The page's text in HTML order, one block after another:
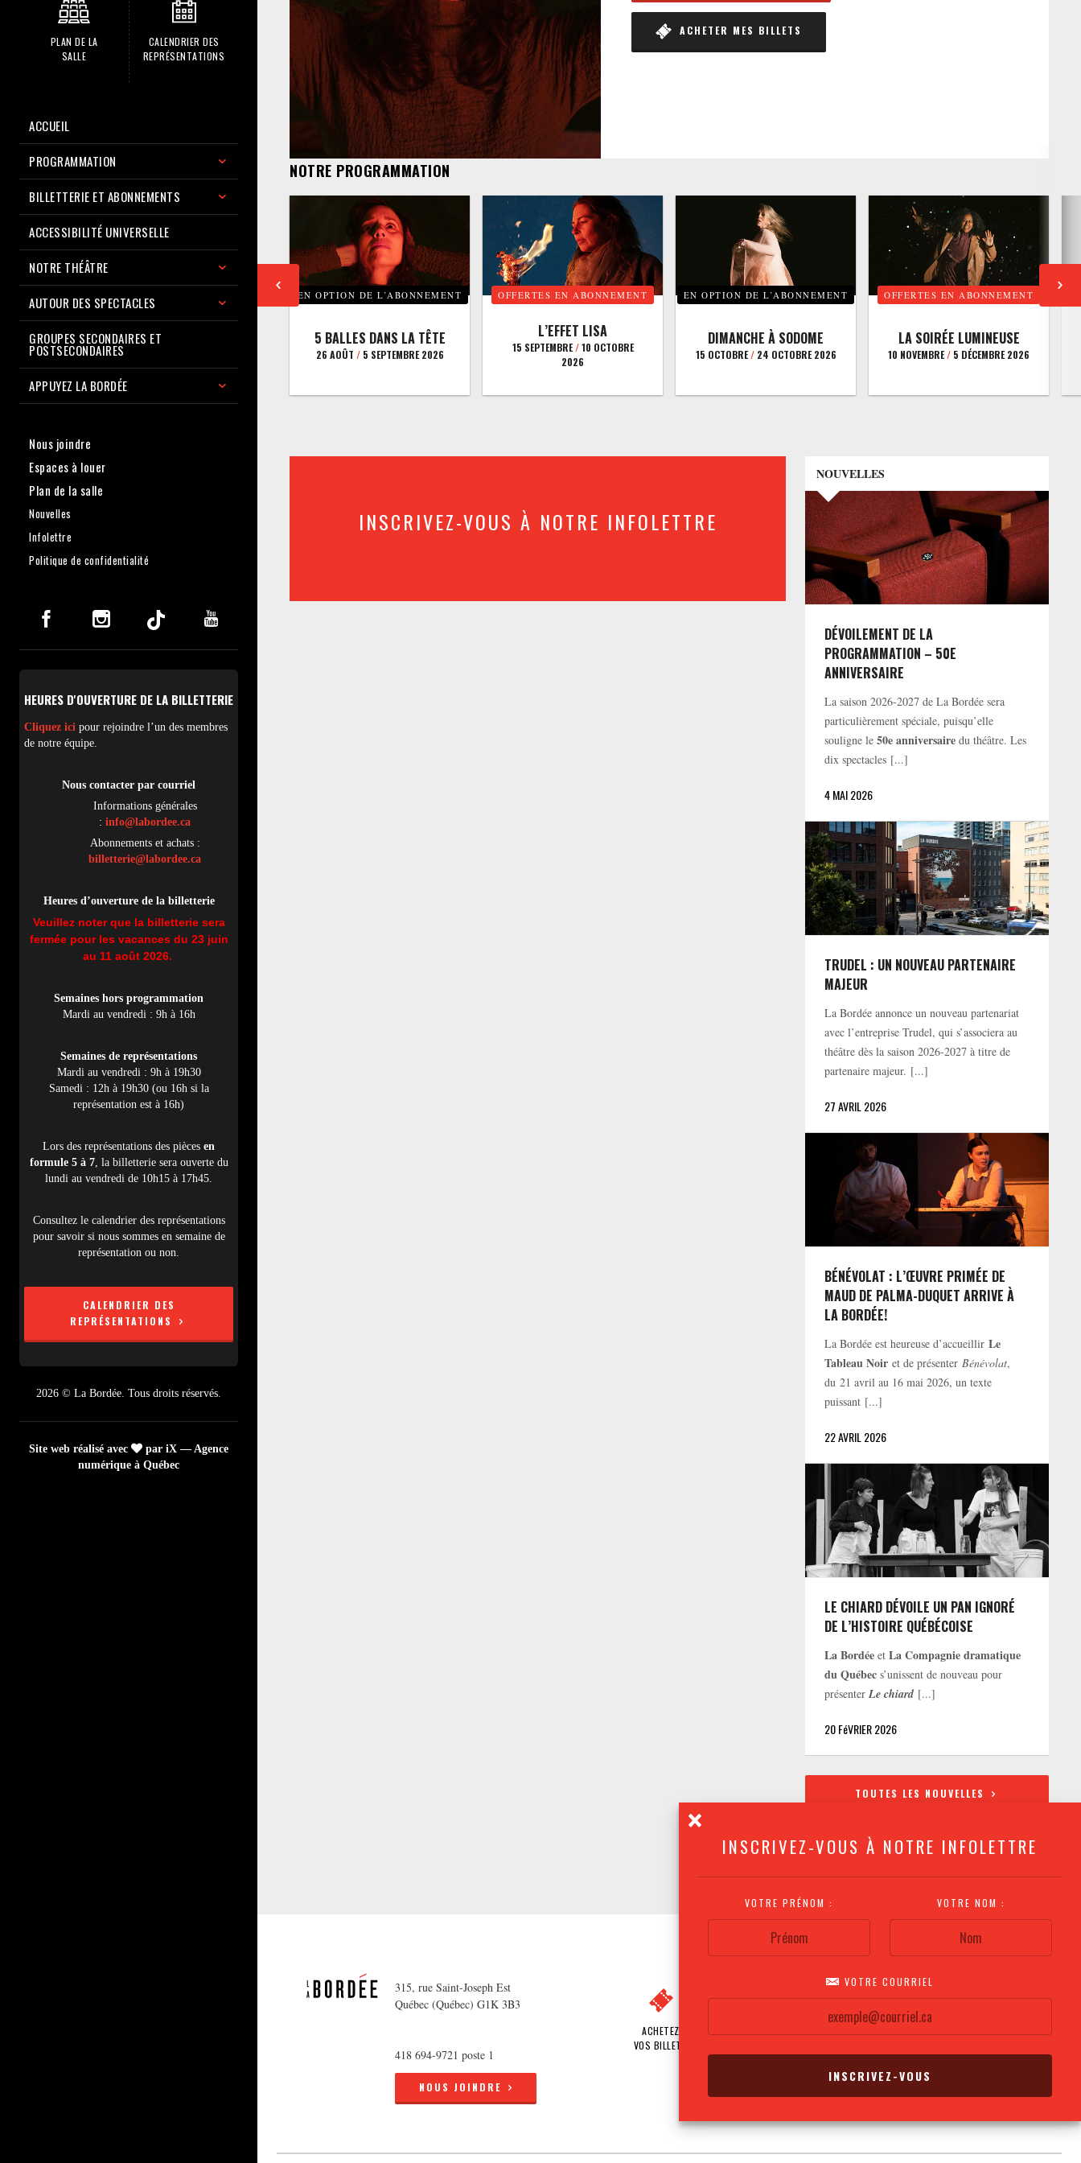
INSCRIVEZ-VOUS À NOTRE INFOLETTRE
VOTRE PRÉNOM : VOTRE NOM :
VOTRE COURRIEL
PLAN DE LA
SALLE
CALENDRIER DES
REPRÉSENTATIONS
ACCUEIL
PROGRAMMATION
BILLETTERIE ET ABONNEMENTS
ACCESSIBILITÉ UNIVERSELLE
NOTRE THÉÂTRE
AUTOUR DES SPECTACLES
GROUPES SECONDAIRES ET
POSTSECONDAIRES
APPUYEZ LA BORDÉE
Nous joindre
Espaces à louer
Plan de la salle
Nouvelles
Infolettre
Politique de confidentialité
HEURES D'OUVERTURE DE LA BILLETTERIE
Cliquez ici pour rejoindre l’un des membres
de notre équipe.
Nous contacter par courriel
Informations générales
: info@labordee.ca
Abonnements et achats :
billetterie@labordee.ca
Heures d’ouverture de la billetterie
Veuillez noter que la billetterie sera
fermée pour les vacances du 23 juin
au 11 août 2026.
Semaines hors programmation
Mardi au vendredi : 9h à 16h
Semaines de représentations
Mardi au vendredi : 9h à 19h30
Samedi : 12h à 19h30 (ou 16h si la
représentation est à 16h)
Lors des représentations des pièces en
formule 5 à 7, la billetterie sera ouverte du
lundi au vendredi de 10h15 à 17h45.
Consultez le calendrier des représentations
pour savoir si nous sommes en semaine de
représentation ou non.
CALENDRIER DES
REPRÉSENTATIONS
2026 © La Bordée. Tous droits réservés.
Site web réalisé avec
par iX — Agence
numérique à Québec
ACHETER MES BILLETS
NOTRE PROGRAMMATION
EN OPTION DE L’ABONNEMENT
5 BALLES DANS LA TÊTE
26 AOÛT /5 SEPTEMBRE 2026
OFFERTES EN ABONNEMENT
L’EFFET LISA
15 SEPTEMBRE/10 OCTOBRE
2026
EN OPTION DE L’ABONNEMENT
DIMANCHE À SODOME
15 OCTOBRE/24 OCTOBRE 2026
OFFERTES EN ABONNEMENT
LA SOIRÉE LUMINEUSE
10 NOVEMBRE/ 5 DÉCEMBRE 2026
INSCRIVEZ-VOUS À NOTRE INFOLETTRE
NOUVELLES
DÉVOILEMENT DE LA
PROGRAMMATION – 50E
ANNIVERSAIRE
La saison 2026-2027 de La Bordée sera
particulièrement spéciale, puisqu’elle
souligne le50e anniversaire du théâtre. Les
dix spectacles [...]
4 MAI 2026
TRUDEL : UN NOUVEAU PARTENAIRE
MAJEUR
La Bordée annonce un nouveau partenariat
avec l’entreprise Trudel, qui s’associera au
théâtre dès la saison 2026-2027 à titre de
partenaire majeur. [...]
27 AVRIL 2026
BÉNÉVOLAT : L’ŒUVRE PRIMÉE DE
MAUD DE PALMA-DUQUET ARRIVE À
LA BORDÉE!
La Bordée est heureuse d’accueillirLe
Tableau Noir et de présenterBénévolat,
du 21 avril au 16 mai 2026, un texte
puissant [...]
22 AVRIL 2026
LE CHIARD DÉVOILE UN PAN IGNORÉ
DE L’HISTOIRE QUÉBÉCOISE
La Bordée etLa Compagnie dramatique
du Québec s’unissent de nouveau pour
présenterLe chiard [...]
20 FéVRIER 2026
TOUTES LES NOUVELLES
315, rue Saint-Joseph Est
Québec (Québec) G1K 3B3
418 694-9721 poste 1
NOUS JOINDRE
ACHETEZ
VOS BILLETS